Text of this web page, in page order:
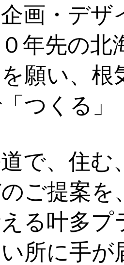
画・デ
年先の
願い、
つくる
で、住
ご提案
る叶多
所に手